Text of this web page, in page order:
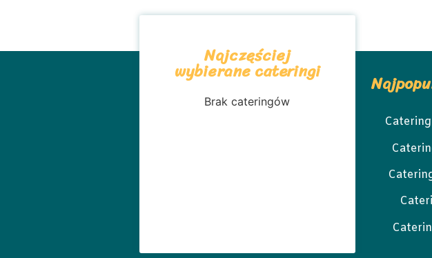
Najczęściej
wybierane cateringi
Brak cateringów